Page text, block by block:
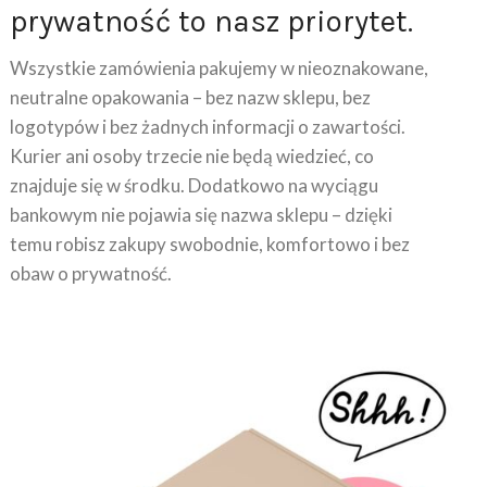
Wszystkie zamówienia pakujemy w nieoznakowane,
neutralne opakowania – bez nazw sklepu, bez
logotypów i bez żadnych informacji o zawartości.
Kurier ani osoby trzecie nie będą wiedzieć, co
znajduje się w środku. Dodatkowo na wyciągu
bankowym nie pojawia się nazwa sklepu – dzięki
temu robisz zakupy swobodnie, komfortowo i bez
obaw o prywatność.